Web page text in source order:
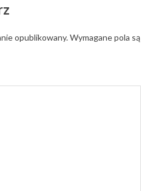
opublikowany.Wymagane pola są